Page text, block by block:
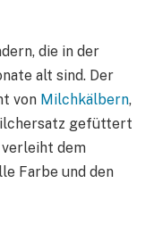
die in der
alt sind. Der
von Milchkälbern,
gefüttert
dem
Farbe und den